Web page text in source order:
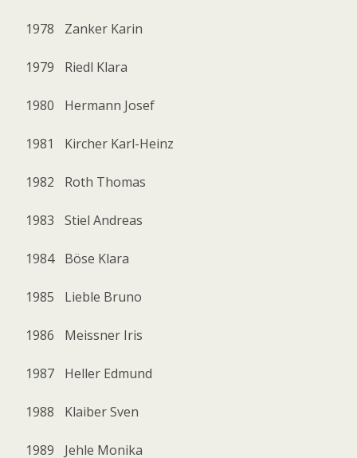
1978 Zanker Karin
1979 Riedl Klara
1980 Hermann Josef
1981 Kircher Karl-Heinz
1982 Roth Thomas
1983 Stiel Andreas
1984 Böse Klara
1985 Lieble Bruno
1986 Meissner Iris
1987 Heller Edmund
1988 Klaiber Sven
1989 Jehle Monika